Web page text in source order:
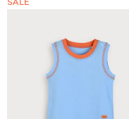
SALE